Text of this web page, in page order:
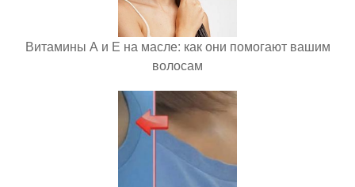
Витамины А и Е на масле: как они помогают вашим
волосам